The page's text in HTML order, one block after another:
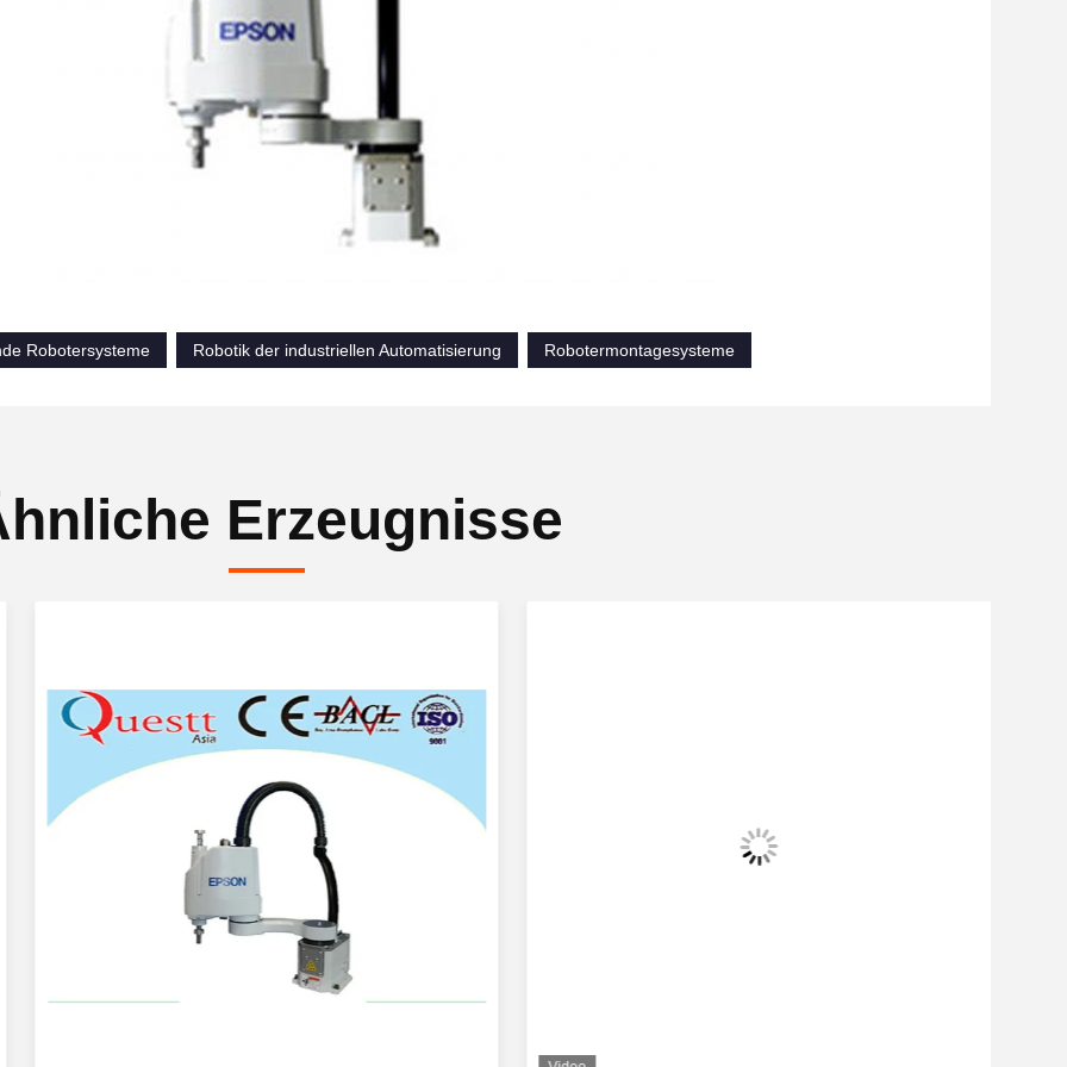
Robotersysteme
Robotik der industriellen Automatisierung Robotermontagesysteme
Erzeugnisse